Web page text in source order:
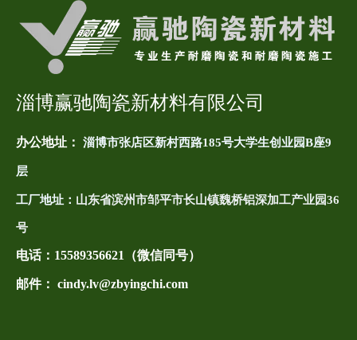
淄博赢驰陶瓷新材料有限公司
办公地址： 淄博市张店区新村西路185号大学生创业园B座9
层
工厂地址： 山东省滨州市邹平市长山镇魏桥铝深加工产业园36
号
电话： 15589356621（微信同号）
邮件： cindy.lv@zbyingchi.com